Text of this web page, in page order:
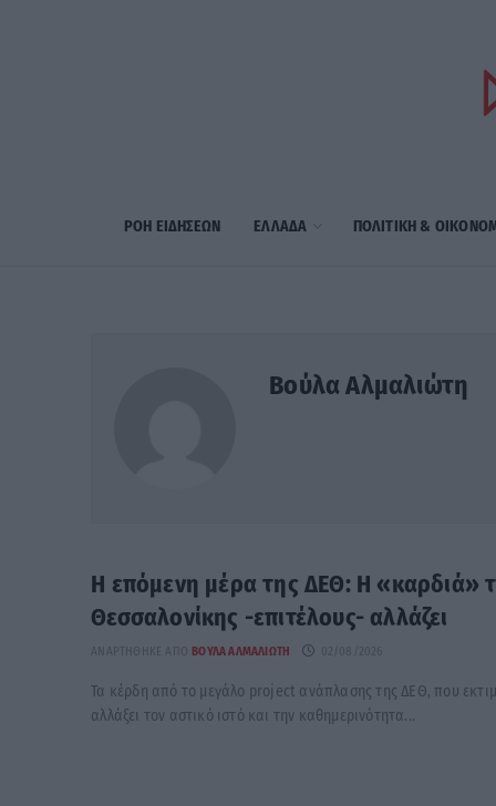
ΡΟΗ ΕΙΔΗΣΕΩΝ ΕΛΛΑΔΑ ΠΟΛΙΤΙΚΗ &
Βούλα Αλμαλιώτη
Η επόμενη μέρα της ΔΕΘ: Η «καρδιά»
Θεσσαλονίκης -επιτέλους- αλλάζει
ΑΝΑΡΤΉΘΗΚΕ ΑΠΌ ΒΟΎΛΑ ΑΛΜΑΛΙΏΤΗ 02/08/2026
Τα κέρδη από το μεγάλο project ανάπλασης της ΔΕΘ, που
αλλάξει τον αστικό ιστό και την καθημερινότητα...